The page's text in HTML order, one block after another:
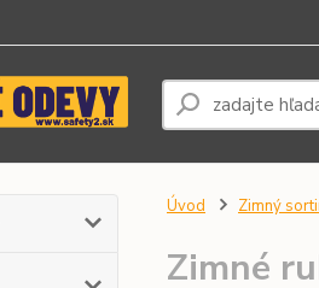
Úvod Zimný
Zimné